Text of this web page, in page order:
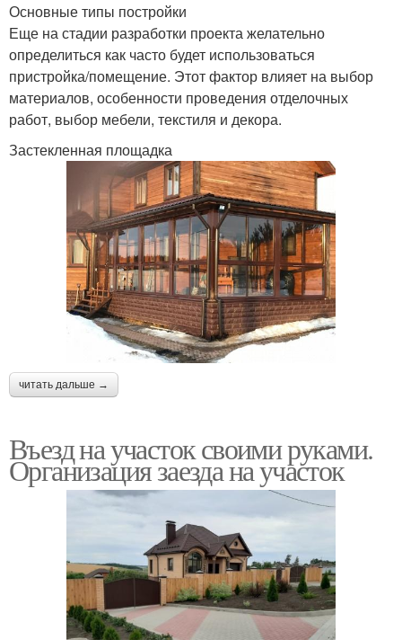
Основные типы постройки
Еще на стадии разработки проекта желательно
определиться как часто будет использоваться
пристройка/помещение. Этот фактор влияет на выбор
материалов, особенности проведения отделочных
работ, выбор мебели, текстиля и декора.
Застекленная площадка
читать дальше →
Въезд на участок своими руками.
Организация заезда на участок